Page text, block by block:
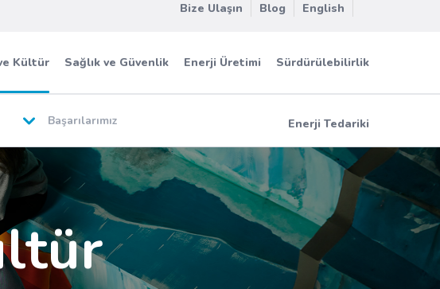
Bize Ulaşın Blog English
Kültür Sağlık ve Güvenlik Enerji Üretimi Sürdürülebilirlik
Enerji Tedariki
Başarılarımız